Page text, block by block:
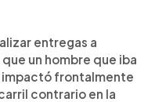
entregas a
un hombre que iba
frontalmente
contrario en la